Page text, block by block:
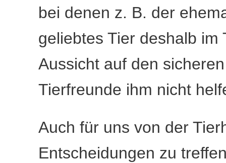
bei denen z. B. der
geliebtes Tier deshalb
Aussicht auf den
Tierfreunde ihm nicht
Auch für uns von der
Entscheidungen zu